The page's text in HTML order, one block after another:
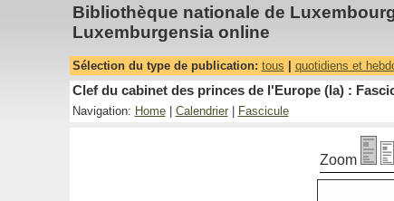
Bibliothèque nationale de
Luxemburgensia online
Sélection du type de publication: tous quotidiens et
Clef du cabinet des princes de l'Europe (la) :
Navigation: Home| Calendrier| Fascicule
Zoom